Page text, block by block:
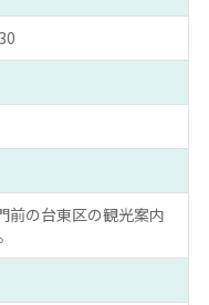
前の台東区の観光案内